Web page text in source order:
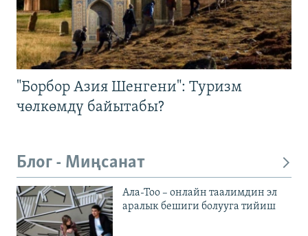
"Борбор Азия Шенгени": Туризм
чөлкөмдү байытабы?
Блог - Миңсанат
Ала-Тоо – онлайн таалимдин эл
аралык бешиги болууга тийиш